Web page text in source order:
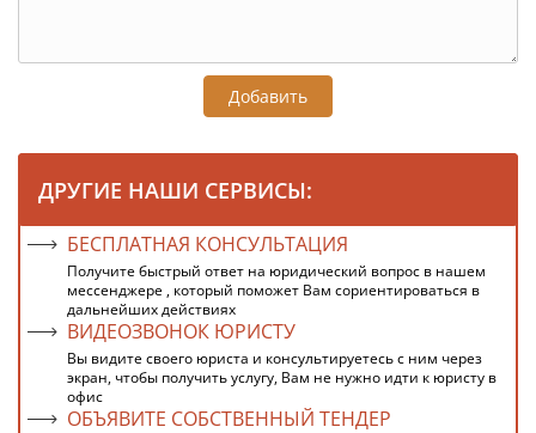
Добавить
ДРУГИЕ НАШИ СЕРВИСЫ:
БЕСПЛАТНАЯ КОНСУЛЬТАЦИЯ
Получите быстрый ответ на юридический вопрос в нашем
мессенджере , который поможет Вам сориентироваться в
дальнейших действиях
ВИДЕОЗВОНОК ЮРИСТУ
Вы видите своего юриста и консультируетесь с ним через
экран, чтобы получить услугу, Вам не нужно идти к юристу в
офис
ОБЪЯВИТЕ СОБСТВЕННЫЙ ТЕНДЕР